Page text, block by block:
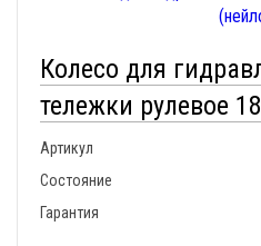
Колесо для
тележки рулевое
Артикул
Состояние
Гарантия